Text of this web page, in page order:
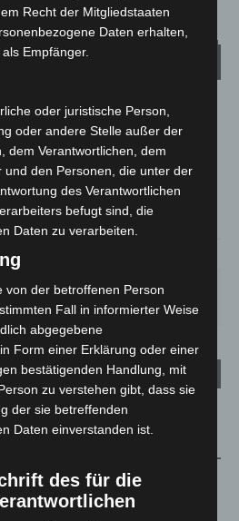
Wetter
25.6°C 28.3 °
24.9 °
MI.
26°
DO.
30° 34°
Fans feiern in Hildesheim
Recht der Mitgliedstaaten
Daten erhalten,
Empfänger.
oder juristische Person,
oder andere Stelle außer der
dem Verantwortlichen, dem
und den Personen, die unter der
des Verantwortlichen
befugt sind, die
Daten zu verarbeiten.
von der betroffenen Person
Fall in informierter Weise
abgegebene
Form einer Erklärung oder einer
bestätigenden Handlung, mit
zu verstehen gibt, dass sie
der sie betreffenden
Daten einverstanden ist.
des für die